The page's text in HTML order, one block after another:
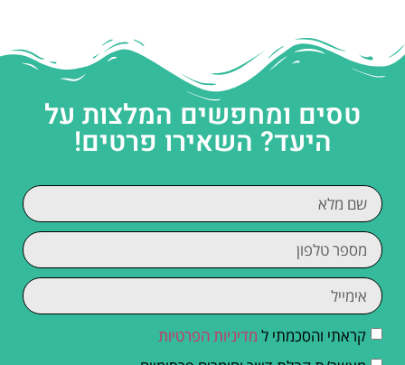
טסים ומחפשים המלצות על
היעד? השאירו פרטים!
קראתי והסכמתי ל מדיניות הפרטיות